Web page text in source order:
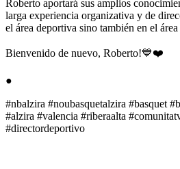
Roberto aportará sus amplios
larga experiencia organizativa y de
el área deportiva sino también en el
Bienvenido de nuevo, Roberto!💙❤️
●
#nbalzira #noubasquetalzira #basquet
#alzira #valencia #riberaalta
#directordeportivo